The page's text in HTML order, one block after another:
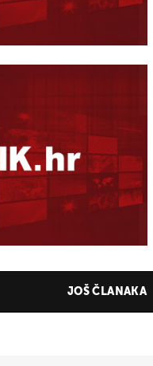
JOŠ ČLANAKA